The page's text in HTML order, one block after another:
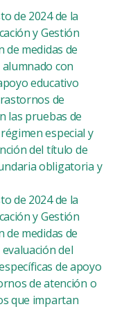
de 2024 de la
y Gestión
de medidas de
con
educativo
de
las pruebas de
especial y
del título de
obligatoria y
de 2024 de la
y Gestión
de medidas de
del
de apoyo
de atención o
que impartan